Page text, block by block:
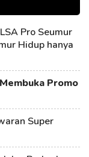
Pro Seumur
Hidup hanya
Promo
Super